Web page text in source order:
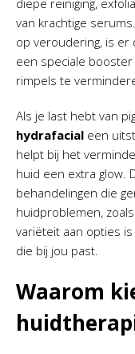
diepe reiniging,
van krachtige
op veroudering, is er
een speciale
rimpels te
Als je last hebt van
hydrafacial een
helpt bij het
huid een extra glow.
behandelingen die
huidproblemen,
variëteit aan opties
die bij jou past.
Waarom